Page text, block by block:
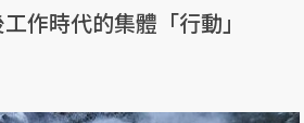
作時代的集體「行動」